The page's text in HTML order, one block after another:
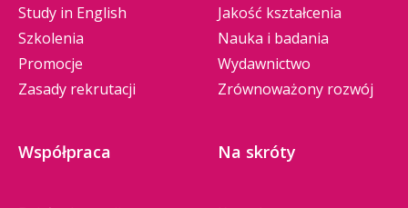
Study in English
Szkolenia
Promocje
Zasady rekrutacji
Jakość kształcenia
Nauka i badania
Wydawnictwo
Zrównoważony rozwój
Współpraca Na skróty